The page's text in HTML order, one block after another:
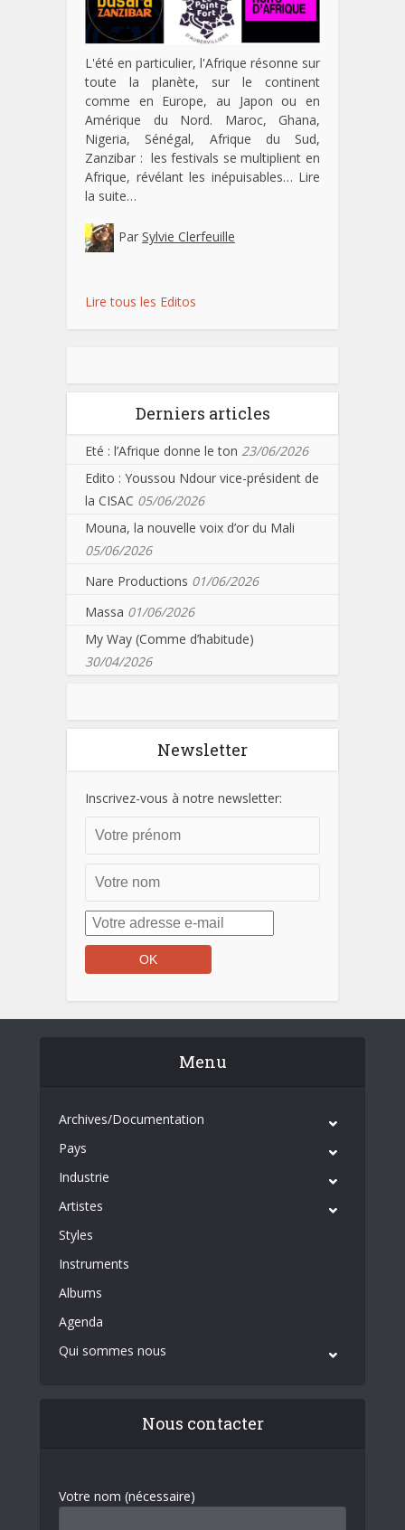
L'été en particulier, l'Afrique résonne sur
toute la planète, sur le continent
comme en Europe, au Japon ou en
Amérique du Nord. Maroc, Ghana,
Nigeria, Sénégal, Afrique du Sud,
Zanzibar : les festivals se multiplient en
Afrique, révélant les inépuisables… Lire
la suite…
Par Sylvie Clerfeuille
Lire tous les Editos
Derniers articles
Eté : l’Afrique donne le ton 23/06/2026
Edito : Youssou Ndour vice-président de
la CISAC 05/06/2026
Mouna, la nouvelle voix d’or du Mali
05/06/2026
Nare Productions 01/06/2026
Massa 01/06/2026
My Way (Comme d’habitude)
30/04/2026
Newsletter
Inscrivez-vous à notre newsletter:
Menu
Archives/Documentation
Pays
Industrie
Artistes
Styles
Instruments
Albums
Agenda
Qui sommes nous
Nous contacter
Votre nom (nécessaire)